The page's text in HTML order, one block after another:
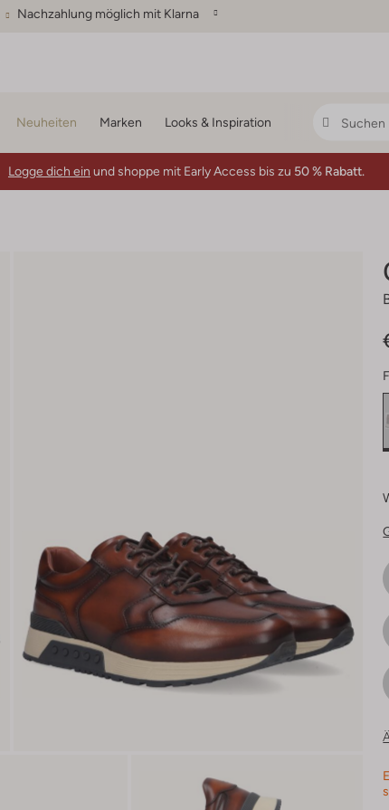
Nachzahlung möglich mit Klarna
Neuheiten Marken Looks & Inspiration
Logge dich ein und shoppe mit Early Access bis zu 50 % Rabatt.